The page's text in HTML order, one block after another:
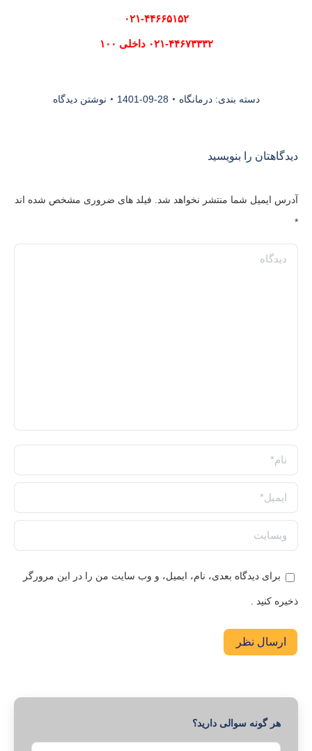
۰۲۱-۴۴۶۶۵۱۵۲
۰۲۱-۴۴۶۷۳۳۳۲ داخلی ۱۰۰
دسته بندی:درمانگاه 1401-09-28 نوشتن دیدگاه
دیدگاهتان را بنویسید
آدرس ایمیل شما منتشر نخواهد شد. فیلد های ضروری مشخص شده اند
*
دیدگاه
نام *
ایمیل *
وبسایت
برای دیدگاه بعدی، نام، ایمیل، و وب سایت من را در این مرورگر
ذخیره کنید .
ارسال نظر
هر گونه سوالی دارید؟